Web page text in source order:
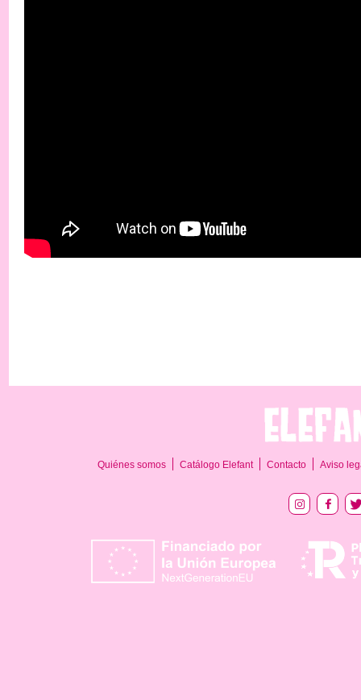
Quiénes somos Catálogo Elefant Contacto Aviso